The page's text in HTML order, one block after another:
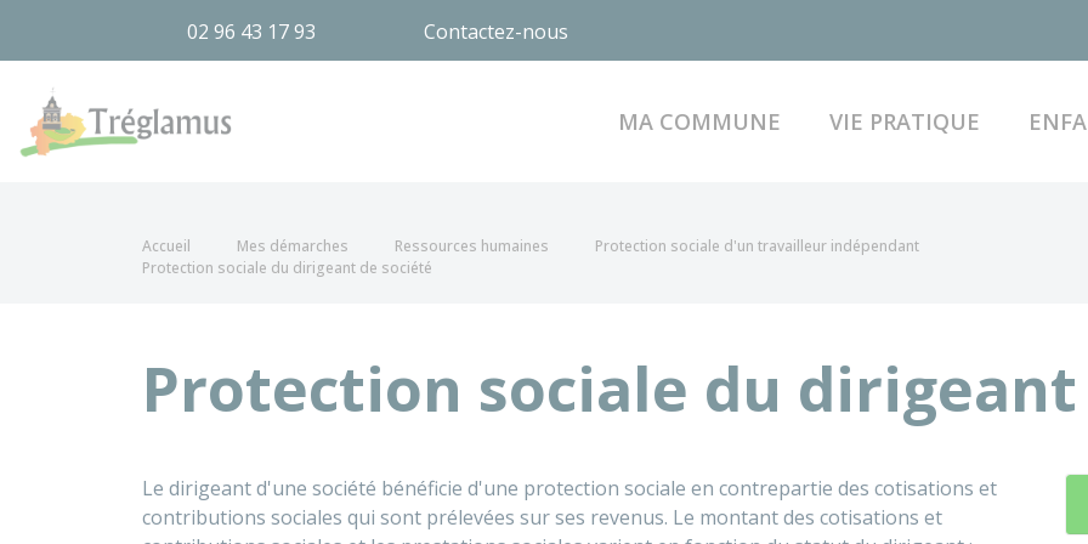
02 96 43 17 93 Contactez-nous
MA COMMUNE VIE PRATIQUE
Accueil Mes démarches Ressources humaines
Protection sociale d'un travailleur indépendant
Protection sociale du dirigeant de société
Protection sociale du
Le dirigeant d'une société bénéficie d'une protection sociale en contrepartie des cotisations et
contributions sociales qui sont prélevées sur ses revenus. Le montant des cotisations et